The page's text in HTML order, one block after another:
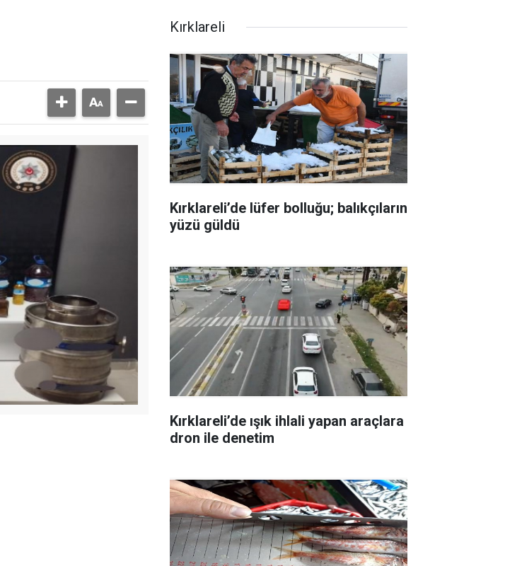
Kırklareli
Kırklareli’de lüfer bolluğu; balıkçıların
yüzü güldü
Kırklareli’de ışık ihlali yapan araçlara
dron ile denetim